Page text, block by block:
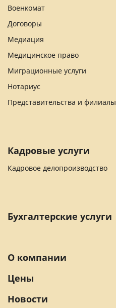
Военкомат
Договоры
Медиация
Медицинское право
Миграционные услуги
Нотариус
Представительства и филиалы
Кадровые услуги
Кадровое делопроизводство
Бухгалтерские услуги
О компании
Цены
Новости